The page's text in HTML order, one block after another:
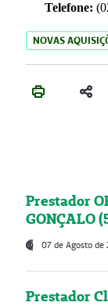
Telefone:
NOVAS
Prestador
GONÇALO
07 de Agosto de
Prestador